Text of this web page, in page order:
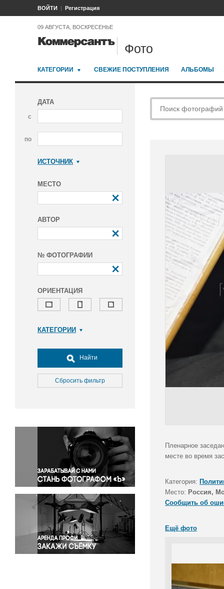
ВОЙТИ Регистрация
09 АВГУСТА, ВОСКРЕСЕНЬЕ
Фото
КАТЕГОРИИ СВЕЖИЕ ПОСТУПЛЕНИЯ АЛЬБОМЫ
ДАТА
с
по
ИСТОЧНИК
МЕСТО
АВТОР
№ ФОТОГРАФИИ
ОРИЕНТАЦИЯ
КАТЕГОРИИ
Досуг, туризм и отдых
Культура
Медицина
Окружающая среда
Политика
Правосудие
Происшествия и конфликты
Религия
Светская жизнь
Спорт
Экология
Экономика и бизнес
Найти
Сбросить фильтр
Пленарное
месте во время
Категория:
Место: Россия,
Сообщить об
Ещё фото